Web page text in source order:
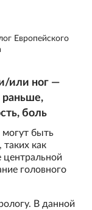
Европейского
или ног —
раньше,
боль
могут быть
таких как
центральной
головного
В данной